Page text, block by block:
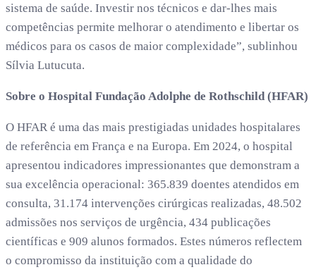
sistema de saúde. Investir nos técnicos e dar-lhes mais
competências permite melhorar o atendimento e libertar os
médicos para os casos de maior complexidade”, sublinhou
Sílvia Lutucuta.
Sobre o Hospital Fundação Adolphe de Rothschild (HFAR)
O HFAR é uma das mais prestigiadas unidades hospitalares
de referência em França e na Europa. Em 2024, o hospital
apresentou indicadores impressionantes que demonstram a
sua excelência operacional: 365.839 doentes atendidos em
consulta, 31.174 intervenções cirúrgicas realizadas, 48.502
admissões nos serviços de urgência, 434 publicações
científicas e 909 alunos formados. Estes números reflectem
o compromisso da instituição com a qualidade do